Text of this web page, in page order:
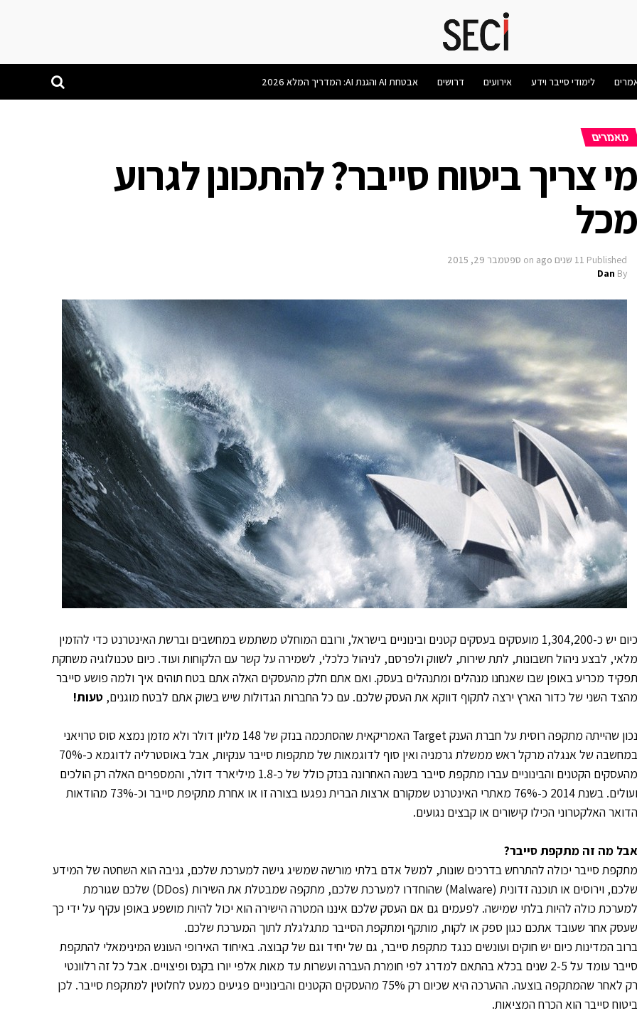
לימודי סייבר וידע אירועים דרושים אבטחת AI והגנת AI: המדריך המלא 2026
מאמרים
מי צריך ביטוח סייבר? להתכונן לגרוע
מכל
Published 11 שנים ago on ספטמבר 29, 2015
By
Dan
כיום יש כ-1,304,200 מועסקים בעסקים קטנים ובינוניים בישראל, ורובם המוחלט משתמש במחשבים וברשת האינטרנט כדי להזמין
מלאי, לבצע ניהול חשבונות, לתת שירות, לשווק ולפרסם, לניהול כלכלי, לשמירה על קשר עם הלקוחות ועוד. כיום טכנולוגיה משחקת
תפקיד מכריע באופן שבו שאנחנו מנהלים ומתנהלים בעסק. ואם אתם חלק מהעסקים האלה אתם בטח תוהים איך ולמה פושע סייבר
מהצד השני של כדור הארץ ירצה לתקוף דווקא את העסק שלכם. עם כל החברות הגדולות שיש בשוק אתם לבטח מוגנים, טעות!
נכון שהייתה מתקפה רוסית על חברת הענק Target האמריקאית שהסתכמה בנזק של 148 מליון דולר ולא מזמן נמצא סוס טרויאני
במחשבה של אנגלה מרקל ראש ממשלת גרמניה ואין סוף לדוגמאות של מתקפות סייבר ענקיות, אבל באוסטרליה לדוגמא כ-70%
מהעסקים הקטנים והבינוניים עברו מתקפת סייבר בשנה האחרונה בנזק כולל של כ-1.8 מיליארד דולר, והמספרים האלה רק הולכים
ועולים. בשנת 2014 כ-76% מאתרי האינטרנט שמקורם ארצות הברית נפגעו בצורה זו או אחרת מתקיפת סייבר וכ-73% מהודאות
הדואר האלקטרוני הכילו קישורים או קבצים נגועים.
אבל מה זה מתקפת סייבר?
מתקפת סייבר יכולה להתרחש בדרכים שונות, למשל אדם בלתי מורשה שמשיג גישה למערכת שלכם, גניבה הוא השחטה של המידע
שלכם, וירוסים או תוכנה זדונית (Malware) שהוחדרו למערכת שלכם, מתקפה שמבטלת את השירות (DDos) שלכם שגורמת
למערכת כולה להיות בלתי שמישה. לפעמים גם אם העסק שלכם איננו המטרה הישירה הוא יכול להיות מושפע באופן עקיף על ידי כך
שעסק אחר שעובד אתכם כגון ספק או לקוח, מותקף ומתקפת הסייבר מתגלגלת לתוך המערכת שלכם.
ברוב המדינות כיום יש חוקים ועונשים כנגד מתקפת סייבר, גם של יחיד וגם של קבוצה. באיחוד האירופי העונש המינימאלי להתקפת
סייבר עומד על 2-5 שנים בכלא בהתאם למדרג לפי חומרת העברה ועשרות עד מאות אלפי יורו בקנס ופיצויים. אבל כל זה רלוונטי
רק לאחר שהמתקפה בוצעה. ההערכה היא שכיום רק 75% מהעסקים הקטנים והבינוניים פגיעים כמעט לחלוטין למתקפת סייבר. לכן
ביטוח סייבר הוא הכרח המציאות.